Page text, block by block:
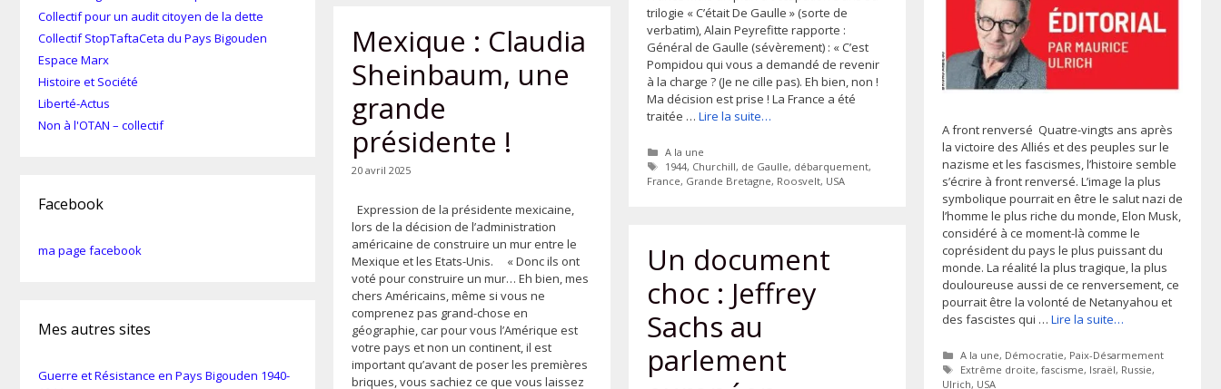
trilogie « C’était De Gaulle » (sorte de
verbatim), Alain Peyrefitte rapporte :
Général de Gaulle (sévèrement) : « C’est
Pompidou qui vous a demandé de revenir
à la charge ? (Je ne cille pas). Eh bien, non !
Ma décision est prise ! La France a été
traitée … Lire la suite…
Catégories
A la une
Étiquettes
1944, Churchill, de Gaulle, débarquement,
France, Grande Bretagne, Roosvelt, USA
A front renversé Quatre-vingts ans après
la victoire des Alliés et des peuples sur le
nazisme et les fascismes, l’histoire semble
s’écrire à front renversé. L’image la plus
symbolique pourrait en être le salut nazi de
l’homme le plus riche du monde, Elon Musk,
considéré à ce moment-là comme le
coprésident du pays le plus puissant du
monde. La réalité la plus tragique, la plus
douloureuse aussi de ce renversement, ce
pourrait être la volonté de Netanyahou et
des fascistes qui … Lire la suite…
Catégories
A la une, Démocratie, Paix-Désarmement
Étiquettes
Extrême droite, fascisme, Israël, Russie,
Ulrich, USA
Mexique : Claudia
Sheinbaum, une
grande
présidente !
20 avril 2025
Expression de la présidente mexicaine,
lors de la décision de l’administration
américaine de construire un mur entre le
Mexique et les Etats-Unis. « Donc ils ont
voté pour construire un mur… Eh bien, mes
chers Américains, même si vous ne
comprenez pas grand-chose en
géographie, car pour vous l’Amérique est
votre pays et non un continent, il est
important qu’avant de poser les premières
briques, vous sachiez ce que vous laissez
Un document
choc : Jeffrey
Sachs au
parlement
Collectif pour un audit citoyen de la dette
Collectif StopTaftaCeta du Pays Bigouden
Espace Marx
Histoire et Société
Liberté-Actus
Non à l'OTAN – collectif
Facebook
ma page facebook
Mes autres sites
Guerre et Résistance en Pays Bigouden 1940-